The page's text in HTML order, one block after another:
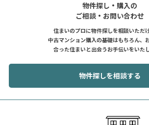
物件探し・購入の
ご相談・お問い合わせ
住まいのプロに物件探しを相談いただけ
中古マンション購入の基礎はもちろん、
合った住まいと出会うお手伝いをいたし
物件探しを相談する